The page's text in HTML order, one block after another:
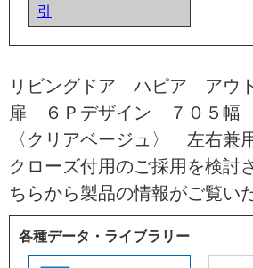
引
リビングドア ハピア アウ
扉 ６Ｐデザイン ７０５幅
〈クリアベージュ〉 左右
クローズ付用のご採用を検討
ちらから製品の情報がご覧い
各種データ・ライブラリー